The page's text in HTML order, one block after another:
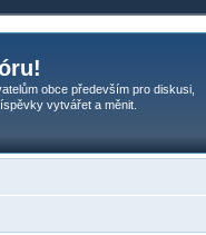
obce především pro diskusi,
vytvářet a měnit.